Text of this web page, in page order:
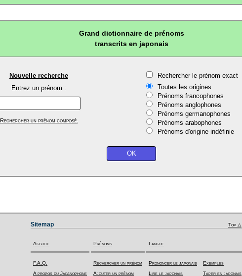
Grand dictionnaire de prénoms
transcrits en japonais
Nouvelle recherche
Entrez un prénom :
Rechercher un prénom composé.
Rechercher le prénom exact
Toutes les origines
Prénoms francophones
Prénoms anglophones
Prénoms germanophones
Prénoms arabophones
Prénoms d'origine indéfinie
Sitemap Top △
Accueil
F.A.Q.
A propos du Japanophone
Prénoms
Rechercher un prénom
Ajouter un prénom
Langue
Prononcer le japonais
Lire le japonais
Exemples
Taper en japonais